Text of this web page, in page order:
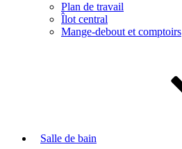
Plan de travail
Îlot central
Mange-debout et comptoirs
Salle de bain